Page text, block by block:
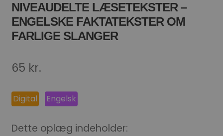
NIVEAUDELTE LÆSETEKSTER –
ENGELSKE FAKTATEKSTER OM
FARLIGE SLANGER
65 kr.
Digital Engelsk
Dette oplæg indeholder: